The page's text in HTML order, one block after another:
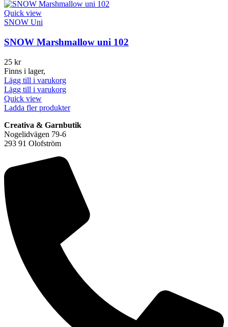
Quick view
SNOW Uni
SNOW Marshmallow uni 102
25 kr
Finns i lager,
Lägg till i varukorg
Lägg till i varukorg
Quick view
Ladda fler produkter
Creativa & Garnbutik
Nogelidvägen 79-6
293 91 Olofström